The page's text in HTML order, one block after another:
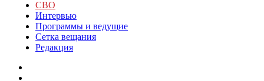
СВО
Интервью
Программы и ведущие
Сетка вещания
Редакция